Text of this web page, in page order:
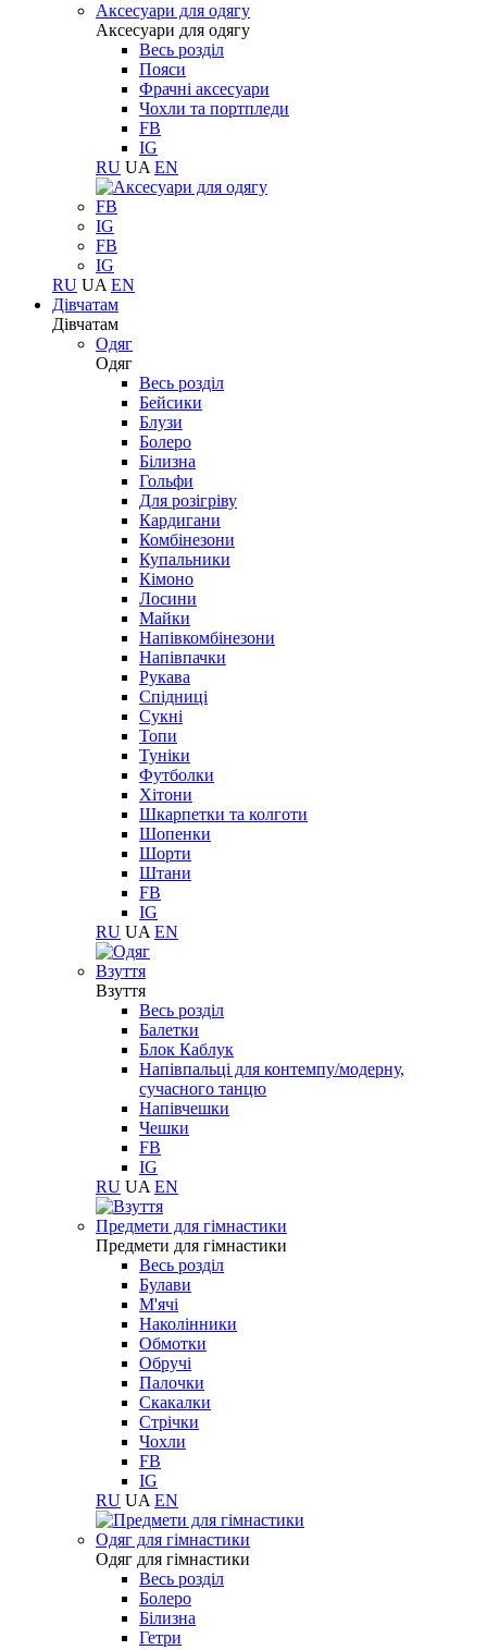
Aксесуари для одягу
Aксесуари для одягу
Весь розділ
Пояси
Фрачні аксесуари
Чохли та портпледи
FB
IG
RU UA EN
FB
IG
FB
IG
RU UA EN
Дівчатам
Дівчатам
Одяг
Одяг
Весь розділ
Бейсики
Блузи
Болеро
Білизна
Гольфи
Для розігріву
Кардигани
Комбінезони
Купальники
Кімоно
Лосини
Майки
Напівкомбінезони
Напівпачки
Рукава
Спідниці
Сукні
Топи
Туніки
Футболки
Хітони
Шкарпетки та колготи
Шопенки
Шорти
Штани
FB
IG
RU UA EN
Взуття
Взуття
Весь розділ
Балетки
Блок Каблук
Напівпальці для контемпу/модерну,
сучасного танцю
Напівчешки
Чешки
FB
IG
RU UA EN
Предмети для гімнастики
Предмети для гімнастики
Весь розділ
Булави
М'ячі
Наколінники
Обмотки
Обручі
Палочки
Скакалки
Стрічки
Чохли
FB
IG
RU UA EN
Одяг для гімнастики
Одяг для гімнастики
Весь розділ
Болеро
Білизна
Гетри